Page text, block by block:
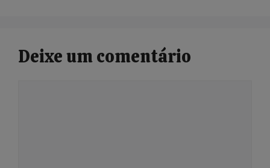
Deixe um comentário